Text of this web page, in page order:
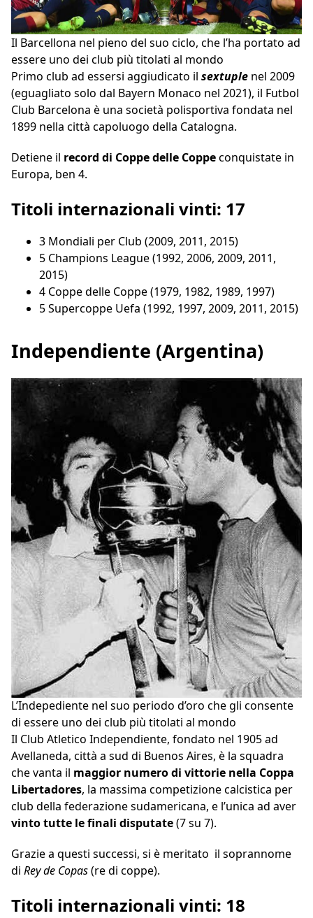
Il Barcellona nel pieno del suo ciclo, che l’ha portato ad
essere uno dei club più titolati al mondo
Primo club ad essersi aggiudicato il sextuple nel 2009
(eguagliato solo dal Bayern Monaco nel 2021), il Futbol
Club Barcelona è una società polisportiva fondata nel
1899 nella città capoluogo della Catalogna.
Detiene il record di Coppe delle Coppeconquistate in
Europa, ben 4.
Titoli internazionali vinti: 17
3 Mondiali per Club (2009, 2011, 2015)
5 Champions League (1992, 2006, 2009, 2011,
2015)
4 Coppe delle Coppe (1979, 1982, 1989, 1997)
5 Supercoppe Uefa (1992, 1997, 2009, 2011, 2015)
Independiente (Argentina)
L’Indepediente nel suo periodo d’oro che gli consente
di essere uno dei club più titolati al mondo
Il Club Atletico Independiente, fondato nel 1905 ad
Avellaneda, città a sud di Buenos Aires, è la squadra
che vanta il maggior numero di vittorie nella Coppa
Libertadores, la massima competizione calcistica per
club della federazione sudamericana, e l’unica ad aver
vinto tutte le finali disputate(7 su 7).
Grazie a questi successi, si è meritato il soprannome
di Rey de Copas(re di coppe).
Titoli internazionali vinti: 18